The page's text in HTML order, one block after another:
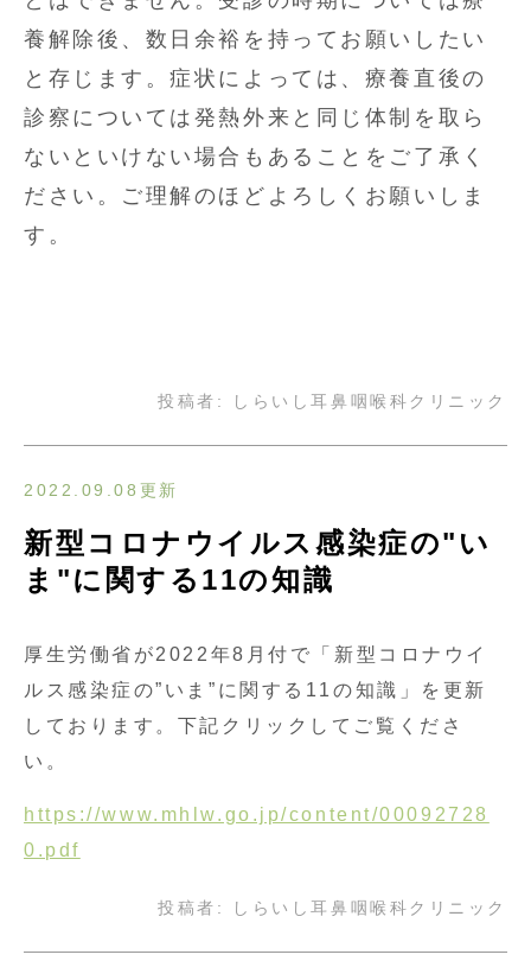
養解除後、数日余裕を持ってお願いしたい
と存じます。症状によっては、療養直後の
診察については発熱外来と同じ体制を取ら
ないといけない場合もあることをご了承く
ださい。ご理解のほどよろしくお願いしま
す。
投稿者: しらいし耳鼻咽喉科クリニック
2022.09.08更新
新型コロナウイルス感染症の"い
ま"に関する11の知識
厚生労働省が2022年8月付で「新型コロナウイ
ルス感染症の”いま”に関する11の知識」を更新
しております。下記クリックしてご覧くださ
い。
https://www.mhlw.go.jp/content/00092728
0.pdf
投稿者: しらいし耳鼻咽喉科クリニック